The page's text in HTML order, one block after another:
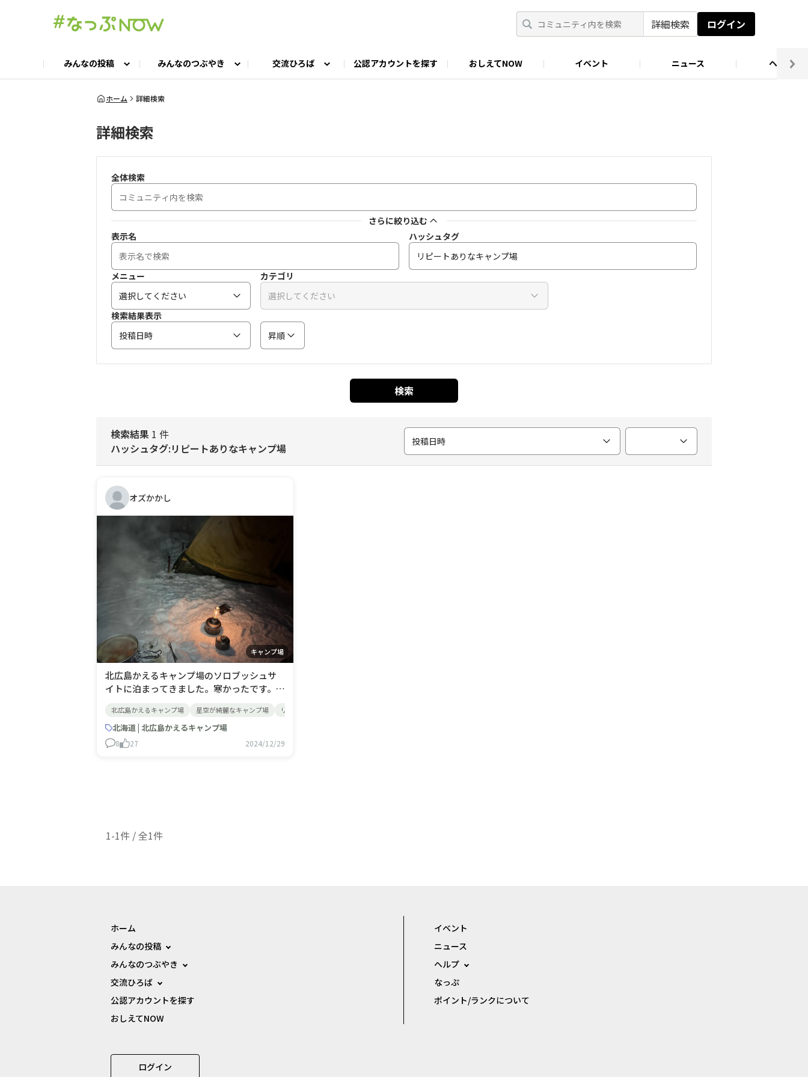
詳細検索 ログイン
みんなの投稿
投稿TOP みんなの投稿
みんなのつぶやき
つぶやきTOP
交流ひろば
交流ひろばTOP
キャンプギア語ろう会
公認アカウントを探す おしえてNOW イベント ニュース ヘルプ
よくある質問
ホーム 詳細検索
詳細検索
全体検索
さらに絞り込む
表示名
ハッシュタグ
メニュー
カテゴリ
選択してください
選択してください
検索結果表示
投稿日時
昇順
検索
検索結果 1 件
ハッシュタグ:リピートありなキャンプ場
投稿日時
オズかかし
キャンプ場
北広島かえるキャンプ場のソロブッシュサ
イトに泊まってきました。寒かったです。夜
で動物がこちら伺っているんじゃないかと
思うような感じでした。その割にのんびり
寝ました。林から覗く星空が綺麗で力を貰
北広島かえるキャンプ場 星空が綺麗なキャンプ場 リピートありなキャンプ場
北海道 | 北広島かえるキャンプ場
8 27 2024/12/29
1-1件 / 全1件
ホーム
みんなの投稿
みんなのつぶやき
交流ひろば
公認アカウントを探す
おしえてNOW
イベント
ニュース
ヘルプ
なっぷ
ポイント/ランクについて
ログイン